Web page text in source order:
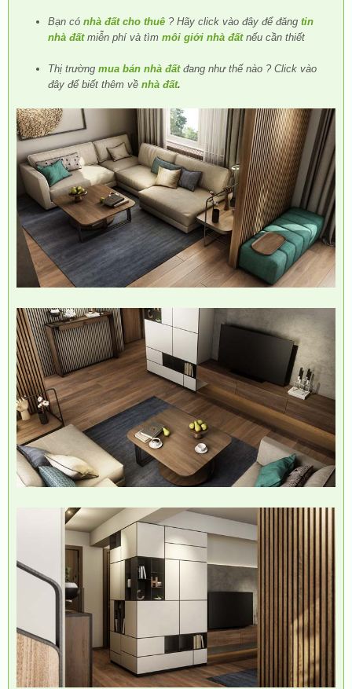
Bạn có nhà đất cho thuê ? Hãy click vào đây để đăng tin
nhà đấtmiễn phí và tìm môi giới nhà đấtnếu cần thiết
Thị trường mua bán nhà đấtđang như thế nào ? Click vào
đây để biết thêm về nhà đất.